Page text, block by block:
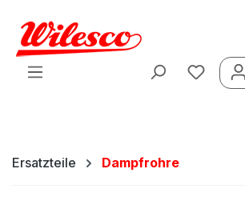
Zum Hauptinhalt springen
Ersatzteile Dampfrohre